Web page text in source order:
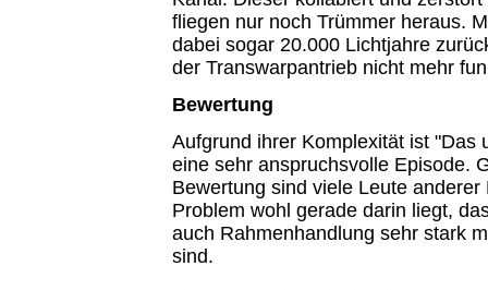
fliegen nur noch Trümmer heraus.
dabei sogar 20.000 Lichtjahre
der Transwarpantrieb nicht mehr
Bewertung
Aufgrund ihrer Komplexität ist "Das
eine sehr anspruchsvolle Episode.
Bewertung sind viele Leute
Problem wohl gerade darin liegt,
auch Rahmenhandlung sehr stark
sind.